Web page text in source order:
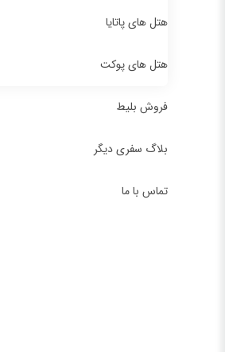
هتل های پاتایا
هتل های پوکت
فروش بلیط
بلاگ سفری دیگر
تماس با ما